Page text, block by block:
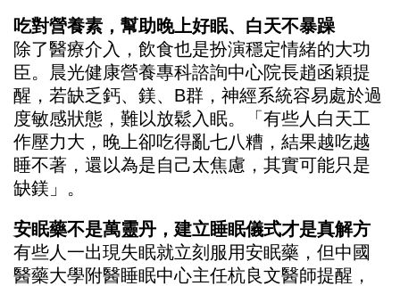
吃對營養素，幫助晚上好眠、白天不暴躁
除了醫療介入，飲食也是扮演穩定情緒的大功
臣。晨光健康營養專科諮詢中心院長趙函穎提
醒，若缺乏鈣、鎂、B群，神經系統容易處於過
度敏感狀態，難以放鬆入眠。「有些人白天工
作壓力大，晚上卻吃得亂七八糟，結果越吃越
睡不著，還以為是自己太焦慮，其實可能只是
缺鎂」。
安眠藥不是萬靈丹，建立睡眠儀式才是真解方
有些人一出現失眠就立刻服用安眠藥，但中國
醫藥大學附醫睡眠中心主任杭良文醫師提醒，